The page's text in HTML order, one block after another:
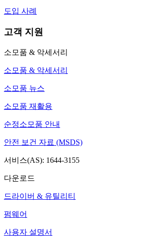
도입 사례
고객 지원
소모품 & 악세서리
소모품 & 악세서리
소모품 뉴스
소모품 재활용
순정소모품 안내
안전 보건 자료 (MSDS)
서비스(AS): 1644-3155
다운로드
드라이버 & 유틸리티
펌웨어
사용자 설명서